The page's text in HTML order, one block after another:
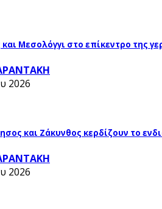
Μεσολόγγι στο επίκεντρο της
2026
και Ζάκυνθος κερδίζουν το
2026